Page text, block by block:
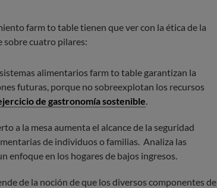
farm to table tienen que ver con la ética de la
sobre cuatro pilares:
alimentarios farm to table garantizan la
futuras, porque no sobreexplotan los recursos
de gastronomía sostenible.
a la mesa aumenta el alcance de la seguridad
de individuos o familias. Analiza las
enfoque en los hogares de bajos ingresos.
de la noción de que los diversos componentes de